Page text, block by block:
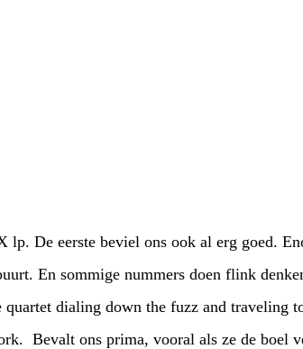
De eerste beviel ons ook al erg goed.
En sommige nummers doen flink
quartet dialing down the fuzz and traveling
Bevalt ons prima, vooral als ze de boel